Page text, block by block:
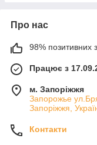
Про нас
98% позитивних з
Працює з
м. Запоріжжя
Запорожье
Запоріжжя,
Контакти